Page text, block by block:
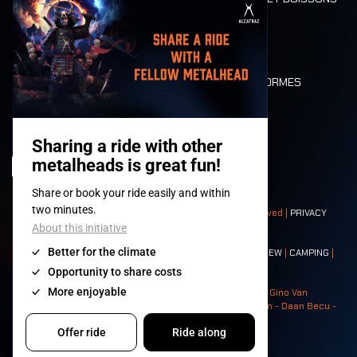
LONE WOLVES
PLAN
DEATH RIDE
VALEURS ET NORMES
HISTOIRE
© 2008-2026- Apache Productions VZW – All rights reserved | PRIVACY
POLICY|CONDITIONS GÉNÉRALES
Contact:GENERAL| PARTNERSHIPS CREW CAMPING
| NEIGHBOURS
Photos: Ann Kermans - Hans Van Hoof - Eliaz Bruggeman - Gino Van
Lancker - Tim Tronckoe - Elsie Roymans - Stijn Verbruggen - Daan Becu -
Claus Christa - Devid Camerlynck